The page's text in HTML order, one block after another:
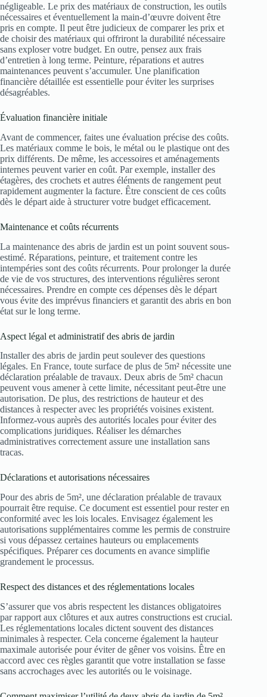
négligeable. Le prix des matériaux de construction, les outils
nécessaires et éventuellement la main-d’œuvre doivent être
pris en compte. Il peut être judicieux de comparer les prix et
de choisir des matériaux qui offriront la durabilité nécessaire
sans exploser votre budget. En outre, pensez aux frais
d’entretien à long terme. Peinture, réparations et autres
maintenances peuvent s’accumuler. Une planification
financière détaillée est essentielle pour éviter les surprises
désagréables.
Évaluation financière initiale
Avant de commencer, faites une évaluation précise des coûts.
Les matériaux comme le bois, le métal ou le plastique ont des
prix différents. De même, les accessoires et aménagements
internes peuvent varier en coût. Par exemple, installer des
étagères, des crochets et autres éléments de rangement peut
rapidement augmenter la facture. Être conscient de ces coûts
dès le départ aide à structurer votre budget efficacement.
Maintenance et coûts récurrents
La maintenance des abris de jardin est un point souvent sous-
estimé. Réparations, peinture, et traitement contre les
intempéries sont des coûts récurrents. Pour prolonger la durée
de vie de vos structures, des interventions régulières seront
nécessaires. Prendre en compte ces dépenses dès le départ
vous évite des imprévus financiers et garantit des abris en bon
état sur le long terme.
Aspect légal et administratif des abris de jardin
Installer des abris de jardin peut soulever des questions
légales. En France, toute surface de plus de 5m² nécessite une
déclaration préalable de travaux. Deux abris de 5m² chacun
peuvent vous amener à cette limite, nécessitant peut-être une
autorisation. De plus, des restrictions de hauteur et des
distances à respecter avec les propriétés voisines existent.
Informez-vous auprès des autorités locales pour éviter des
complications juridiques. Réaliser les démarches
administratives correctement assure une installation sans
tracas.
Déclarations et autorisations nécessaires
Pour des abris de 5m², une déclaration préalable de travaux
pourrait être requise. Ce document est essentiel pour rester en
conformité avec les lois locales. Envisagez également les
autorisations supplémentaires comme les permis de construire
si vous dépassez certaines hauteurs ou emplacements
spécifiques. Préparer ces documents en avance simplifie
grandement le processus.
Respect des distances et des réglementations locales
S’assurer que vos abris respectent les distances obligatoires
par rapport aux clôtures et aux autres constructions est crucial.
Les réglementations locales dictent souvent des distances
minimales à respecter. Cela concerne également la hauteur
maximale autorisée pour éviter de gêner vos voisins. Être en
accord avec ces règles garantit que votre installation se fasse
sans accrochages avec les autorités ou le voisinage.